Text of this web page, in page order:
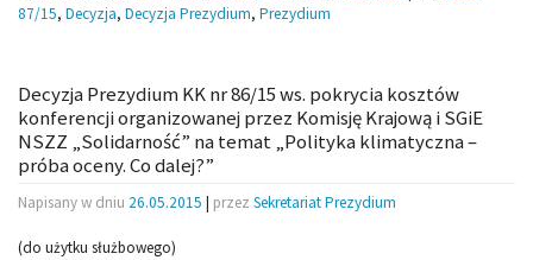
87/15, Decyzja, Decyzja Prezydium, Prezydium
Decyzja Prezydium KK nr 86/15 ws. pokrycia kosztów
konferencji organizowanej przez Komisję Krajową i SGiE
NSZZ „Solidarność” na temat „Polityka klimatyczna –
próba oceny. Co dalej?”
Napisany w dniu 26.05.2015 | przez Sekretariat Prezydium
(do użytku służbowego)